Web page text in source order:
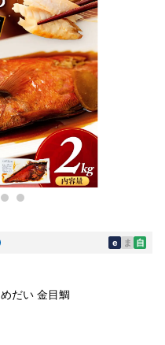
e ま 自
だい 金目鯛